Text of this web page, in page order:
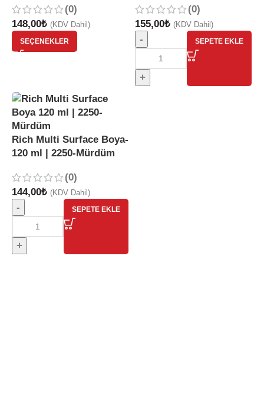
(0)
148,00₺ (KDV Dahil)
SEÇENEKLER
(0)
155,00₺ (KDV Dahil)
-
+
SEPETE EKLE
Rich Multi Surface Boya-
120 ml | 2250-Mürdüm
(0)
144,00₺ (KDV Dahil)
-
+
SEPETE EKLE